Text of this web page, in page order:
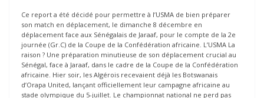
Ce report a été décidé pour permettre à l’USMA de bien préparer
son match en déplacement, le dimanche 8 décembre en
déplacement face aux Sénégalais de Jaraaf, pour le compte de la 2e
journée (Gr.C) de la Coupe de la Confédération africaine. L’USMA La
raison ? Une préparation minutieuse de son déplacement crucial au
Sénégal, face à Jaraaf, dans le cadre de la Coupe de la Confédération
africaine. Hier soir, les Algérois recevaient déjà les Botswanais
d’Orapa United, lançant officiellement leur campagne africaine au
stade olympique du 5-juillet. Le championnat national ne perd pas